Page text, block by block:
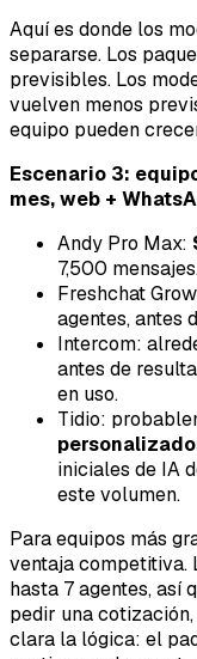
Aquí es donde los
separarse. Los
previsibles. Los
vuelven menos
equipo pueden
Escenario 3:
mes, web +
Andy Pro Max:
7,500
Freshchat
agentes, antes
Intercom:
antes de
en uso.
Tidio:
iniciales de IA
este volumen.
Para equipos más
ventaja competitiva.
hasta 7 agentes, así
pedir una
clara la lógica: el